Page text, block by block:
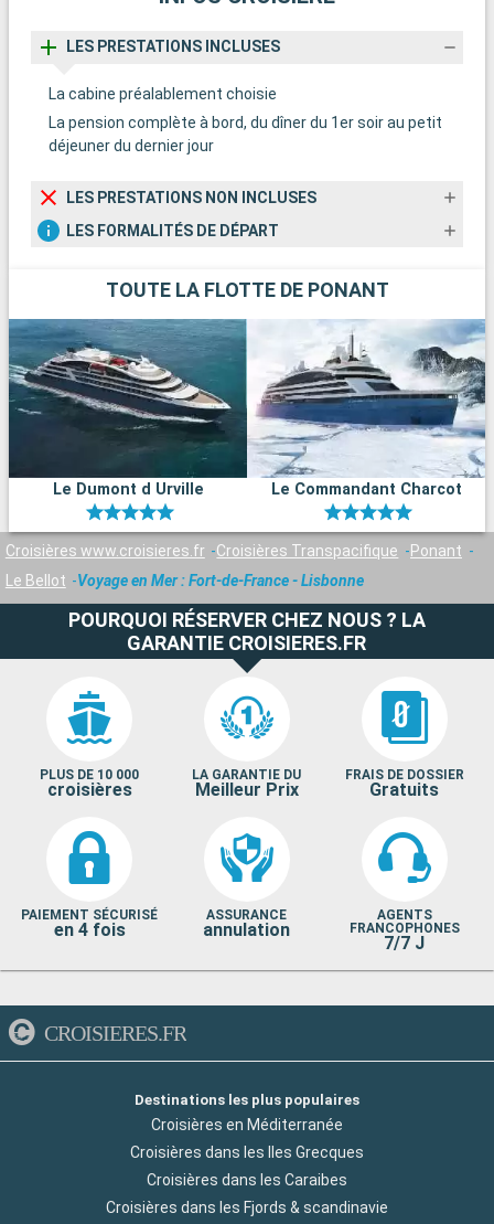
LES PRESTATIONS INCLUSES
La cabine préalablement choisie
La pension complète à bord, du dîner du 1er soir au petit
déjeuner du dernier jour
LES PRESTATIONS NON INCLUSES
LES FORMALITÉS DE DÉPART
TOUTE LA FLOTTE DE PONANT
Le Dumont d Urville Le Commandant Charcot
Croisières www.croisieres.fr Croisières Transpacifique
Ponant
Le Bellot
Voyage en Mer : Fort-de-France - Lisbonne
POURQUOI RÉSERVER CHEZ NOUS ? LA
GARANTIE CROISIERES.FR
PLUS DE 10 000
croisières
LA GARANTIE DU
Meilleur Prix
FRAIS DE DOSSIER
Gratuits
PAIEMENT SÉCURISÉ
en 4 fois
ASSURANCE
annulation
AGENTS
FRANCOPHONES
7/7 J
CROISIERES.FR
Destinations les plus populaires
Croisières en Méditerranée
Croisières dans les Iles Grecques
Croisières dans les Caraibes
Croisières dans les Fjords & scandinavie